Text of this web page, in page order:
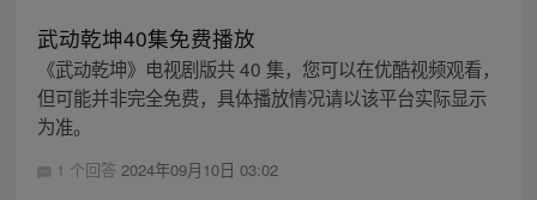
武动乾坤40集免费播放
《武动乾坤》电视剧版共 40 集，您可以在优酷视频观看，
但可能并非完全免费，具体播放情况请以该平台实际显示
为准。
1 个回答 2024年09月10日 03:02